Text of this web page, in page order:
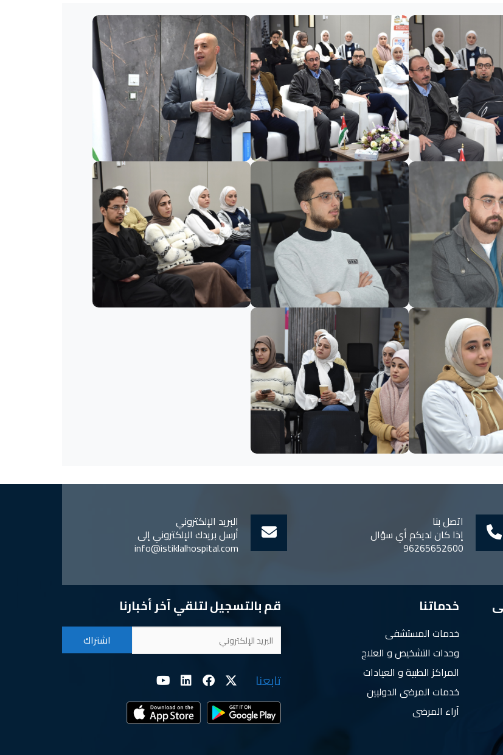
اتصل بنا
إذا كان لديكم أي سؤال
96265652600
البريد الإلكتروني
أرسل بريدك الإلكتروني إلى
info@istiklalhospital.com
خدماتنا
خدمات المستشفى
وحدات التشخيص و العلاج
المراكز الطبية و العيادات
خدمات المرضى الدوليين
آراء المرضى
قم بالتسجيل لتلقي آخر أخبارنا
تابعنا